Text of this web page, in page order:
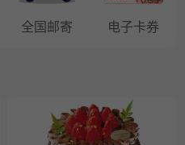
全国邮寄 电子卡券